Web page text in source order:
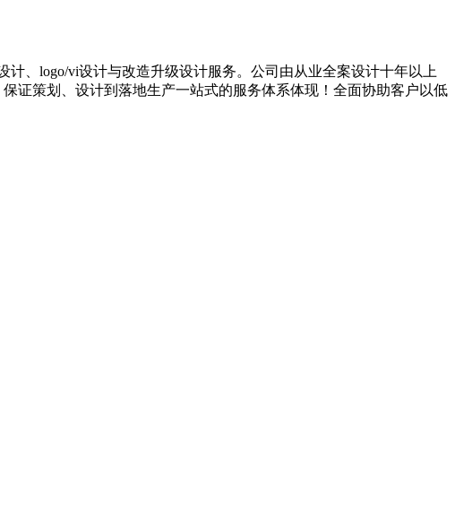
、logo/vi设计与改造升级设计服务。公司由从业全案设计十年以上
证策划、设计到落地生产一站式的服务体系体现！全面协助客户以低